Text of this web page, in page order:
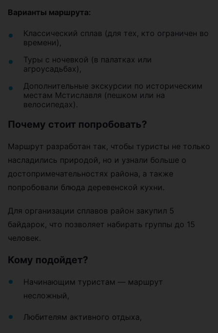
Варианты маршрута:
Классический сплав (для тех, кто ограничен во
времени),
Туры с ночевкой (в палатках или
агроусадьбах),
Дополнительные экскурсии по историческим
местам Мстиславля (пешком или на
велосипедах).
Почему стоит попробовать?
Маршрут разработан так, чтобы туристы не только
насладились природой, но и узнали больше о
достопримечательностях района, а также
попробовали блюда деревенской кухни.
Для организации сплавов район закупил 5
байдарок, что позволяет набирать группы до 15
человек.
Кому подойдет?
Начинающим туристам — маршрут
несложный,
Любителям активного отдыха,